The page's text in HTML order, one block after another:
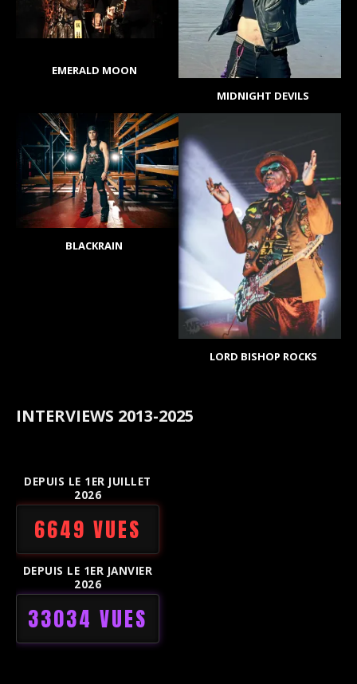
EMERALD MOON
MIDNIGHT DEVILS
BLACKRAIN
LORD BISHOP ROCKS
INTERVIEWS 2013-2025
DEPUIS LE 1ER JUILLET
2026
6649 VUES
DEPUIS LE 1ER JANVIER
2026
33034 VUES